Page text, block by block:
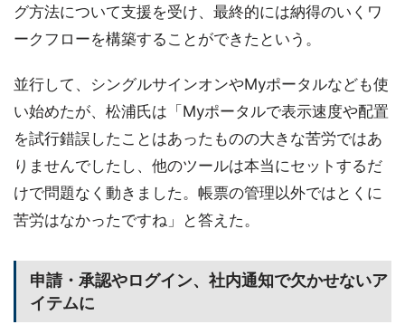
グ方法について支援を受け、最終的には納得のいくワ
ークフローを構築することができたという。
並行して、シングルサインオンやMyポータルなども使
い始めたが、松浦氏は「Myポータルで表示速度や配置
を試行錯誤したことはあったものの大きな苦労ではあ
りませんでしたし、他のツールは本当にセットするだ
けで問題なく動きました。帳票の管理以外ではとくに
苦労はなかったですね」と答えた。
申請・承認やログイン、社内通知で欠かせないア
イテムに